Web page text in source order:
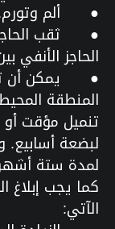
● ألم
● ثقب
الحاجز الأنفي
● يمكن أن
المنطقة
تنميل مؤقت أو
لبضعة أسابيع.
لمدة ستة
كما يجب
الآتي: